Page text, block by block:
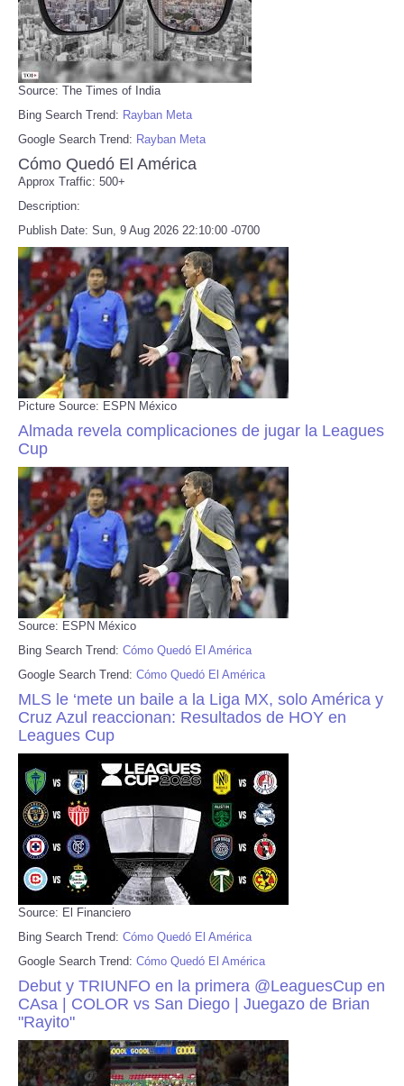
Source: The Times of India
Bing Search Trend: Rayban Meta
Google Search Trend: Rayban Meta
Cómo Quedó El América
Approx Traffic: 500+
Description:
Publish Date: Sun, 9 Aug 2026 22:10:00 -0700
Picture Source: ESPN México
Almada revela complicaciones de jugar la Leagues
Cup
Source: ESPN México
Bing Search Trend: Cómo Quedó El América
Google Search Trend: Cómo Quedó El América
MLS le ‘mete un baile a la Liga MX, solo América y
Cruz Azul reaccionan: Resultados de HOY en
Leagues Cup
Source: El Financiero
Bing Search Trend: Cómo Quedó El América
Google Search Trend: Cómo Quedó El América
Debut y TRIUNFO en la primera @LeaguesCup en
CAsa | COLOR vs San Diego | Juegazo de Brian
"Rayito"